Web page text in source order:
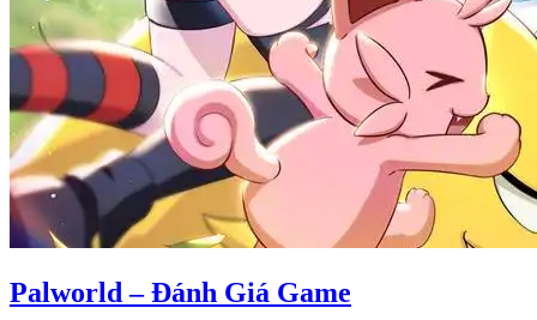
Palworld – Đánh Giá Game